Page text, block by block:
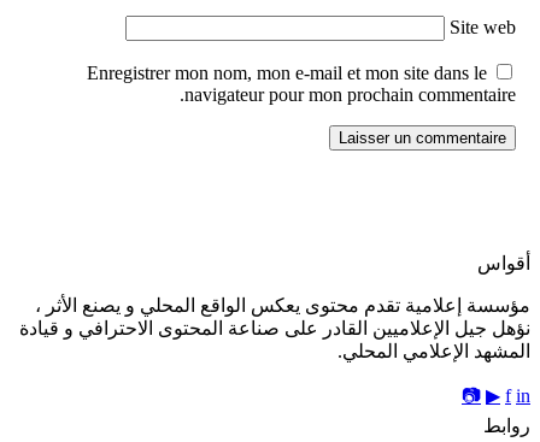
Site web
Enregistrer mon nom, mon e-mail et mon site dans le
navigateur pour mon prochain commentaire.
أقواس
مؤسسة إعلامية تقدم محتوى يعكس الواقع المحلي و يصنع الأثر ،
نؤهل جيل الإعلاميين القادر على صناعة المحتوى الاحترافي و قيادة
المشهد الإعلامي المحلي.
f in
▶
📷
روابط